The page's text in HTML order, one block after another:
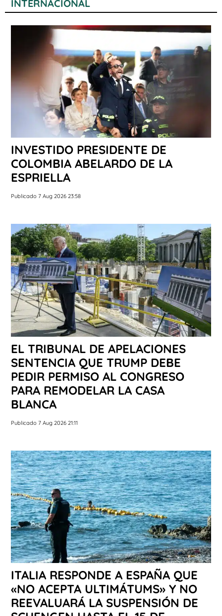
INTERNACIONAL
INVESTIDO PRESIDENTE DE
COLOMBIA ABELARDO DE LA
ESPRIELLA
Publicado 7 Aug 2026 23:58
EL TRIBUNAL DE APELACIONES
SENTENCIA QUE TRUMP DEBE
PEDIR PERMISO AL CONGRESO
PARA REMODELAR LA CASA
BLANCA
Publicado 7 Aug 2026 21:11
ITALIA RESPONDE A ESPAÑA QUE
«NO ACEPTA ULTIMÁTUMS» Y NO
REEVALUARÁ LA SUSPENSIÓN DE